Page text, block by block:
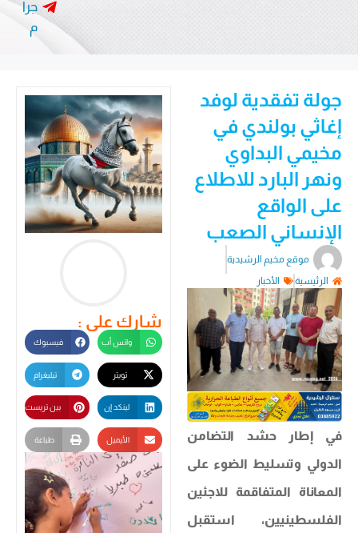
جرا
م
جولة تفقدية لوفد
إغاثي بولندي في
مخيمي البداوي
ونهر البارد للاطلاع
على الواقع
الإنساني الصعب
موقع مخيم الرشيدية
الرئيسية
الأخبار
في إطار حشد التضامن
الدولي وتسليط الضوء على
المعاناة المتفاقمة للاجئين
الفلسطينيين، استقبل
شارك على :
واتس أب فيسبوك
تيليغرام
لينكد إن بين تريست
الأيميل طباعة